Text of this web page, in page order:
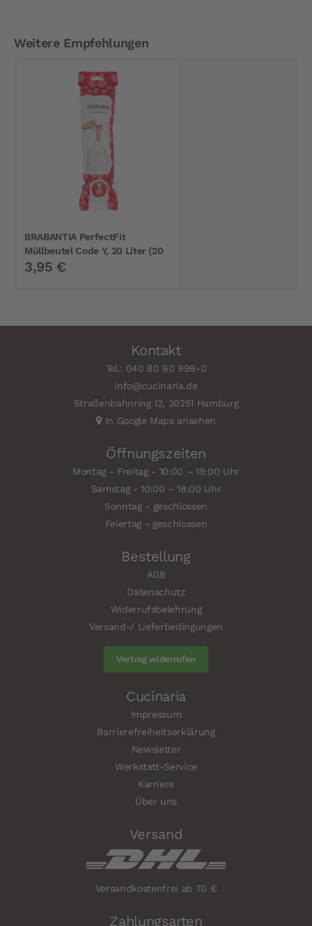
Weitere Empfehlungen
BRABANTIA PerfectFit
Müllbeutel Code Y, 20 Liter (20
Stück)
3,95 €
Kontakt
Tel.: 040 80 60 999-0
info@cucinaria.de
Straßenbahnring 12, 20251 Hamburg
In Google Maps ansehen
Öffnungszeiten
Montag - Freitag - 10:00 – 19:00 Uhr
Samstag - 10:00 – 18:00 Uhr
Sonntag - geschlossen
Feiertag - geschlossen
Bestellung
AGB
Datenschutz
Widerrufsbelehrung
Versand-/ Lieferbedingungen
Vertrag widerrufen
Cucinaria
Impressum
Barrierefreiheitserklärung
Newsletter
Werkstatt-Service
Karriere
Über uns
Versand
Versandkostenfrei ab 70 €
Zahlungsarten